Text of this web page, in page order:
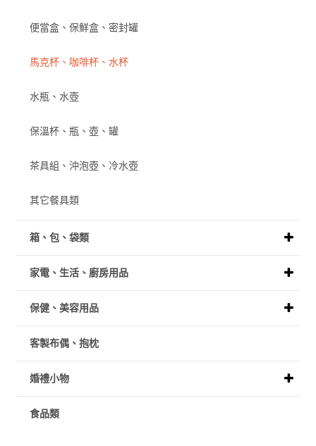
便當盒、保鮮盒、密封罐
馬克杯、咖啡杯、水杯
水瓶、水壺
保溫杯、瓶、壺、罐
茶具組、沖泡壺、冷水壺
其它餐具類
箱、包、袋類
家電、生活、廚房用品
保健、美容用品
客製布偶、抱枕
婚禮小物
食品類